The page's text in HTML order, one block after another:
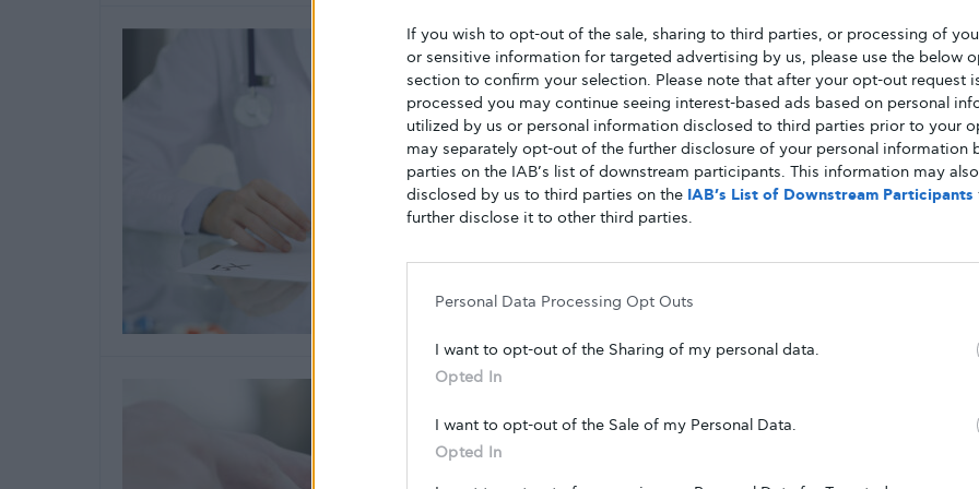
If you wish to opt-out of the sale, sharing to third parties, or processing of
or sensitive information for targeted advertising by us, please use the below
section to confirm your selection. Please note that after your opt-out request
processed you may continue seeing interest-based ads based on personal
utilized by us or personal information disclosed to third parties prior to your
may separately opt-out of the further disclosure of your personal information
parties on the IAB’s list of downstream participants. This information may
disclosed by us to third parties on the IAB’s List of Downstream Participants
further disclose it to other third parties.
Personal Data Processing Opt Outs
I want to opt-out of the Sharing of my personal data.
Opted In
I want to opt-out of the Sale of my Personal Data.
Opted In
ΝΈΑ
Την ανάγκη καθιέρωσης άυλης
συνταγογράφησης και για τις
εξετάσεις τόνισε το Γλυκούλι στον
ΕΟΠΥΥ
Ένα από τα θέματα που έχουν προκύψει αυτές τις
μέρες και για το οποίο έχουμε λάβει emails, είναι…
Άυλη συνταγογράφηση, libre και